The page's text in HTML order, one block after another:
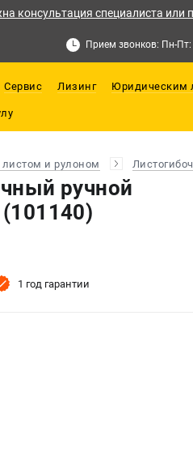
консультация специалиста или
Прием звонков: Пн-Пт:
Сервис Лизинг Юридическим
и рулоном
ручной
(101140)
1 год гарантии